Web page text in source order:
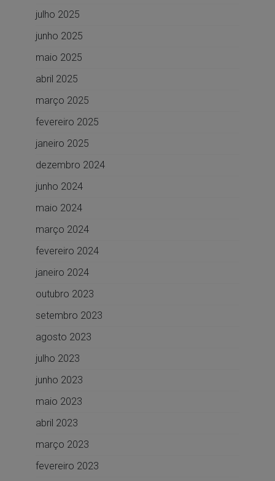
julho 2025
junho 2025
maio 2025
abril 2025
março 2025
fevereiro 2025
janeiro 2025
dezembro 2024
junho 2024
maio 2024
março 2024
fevereiro 2024
janeiro 2024
outubro 2023
setembro 2023
agosto 2023
julho 2023
junho 2023
maio 2023
abril 2023
março 2023
fevereiro 2023